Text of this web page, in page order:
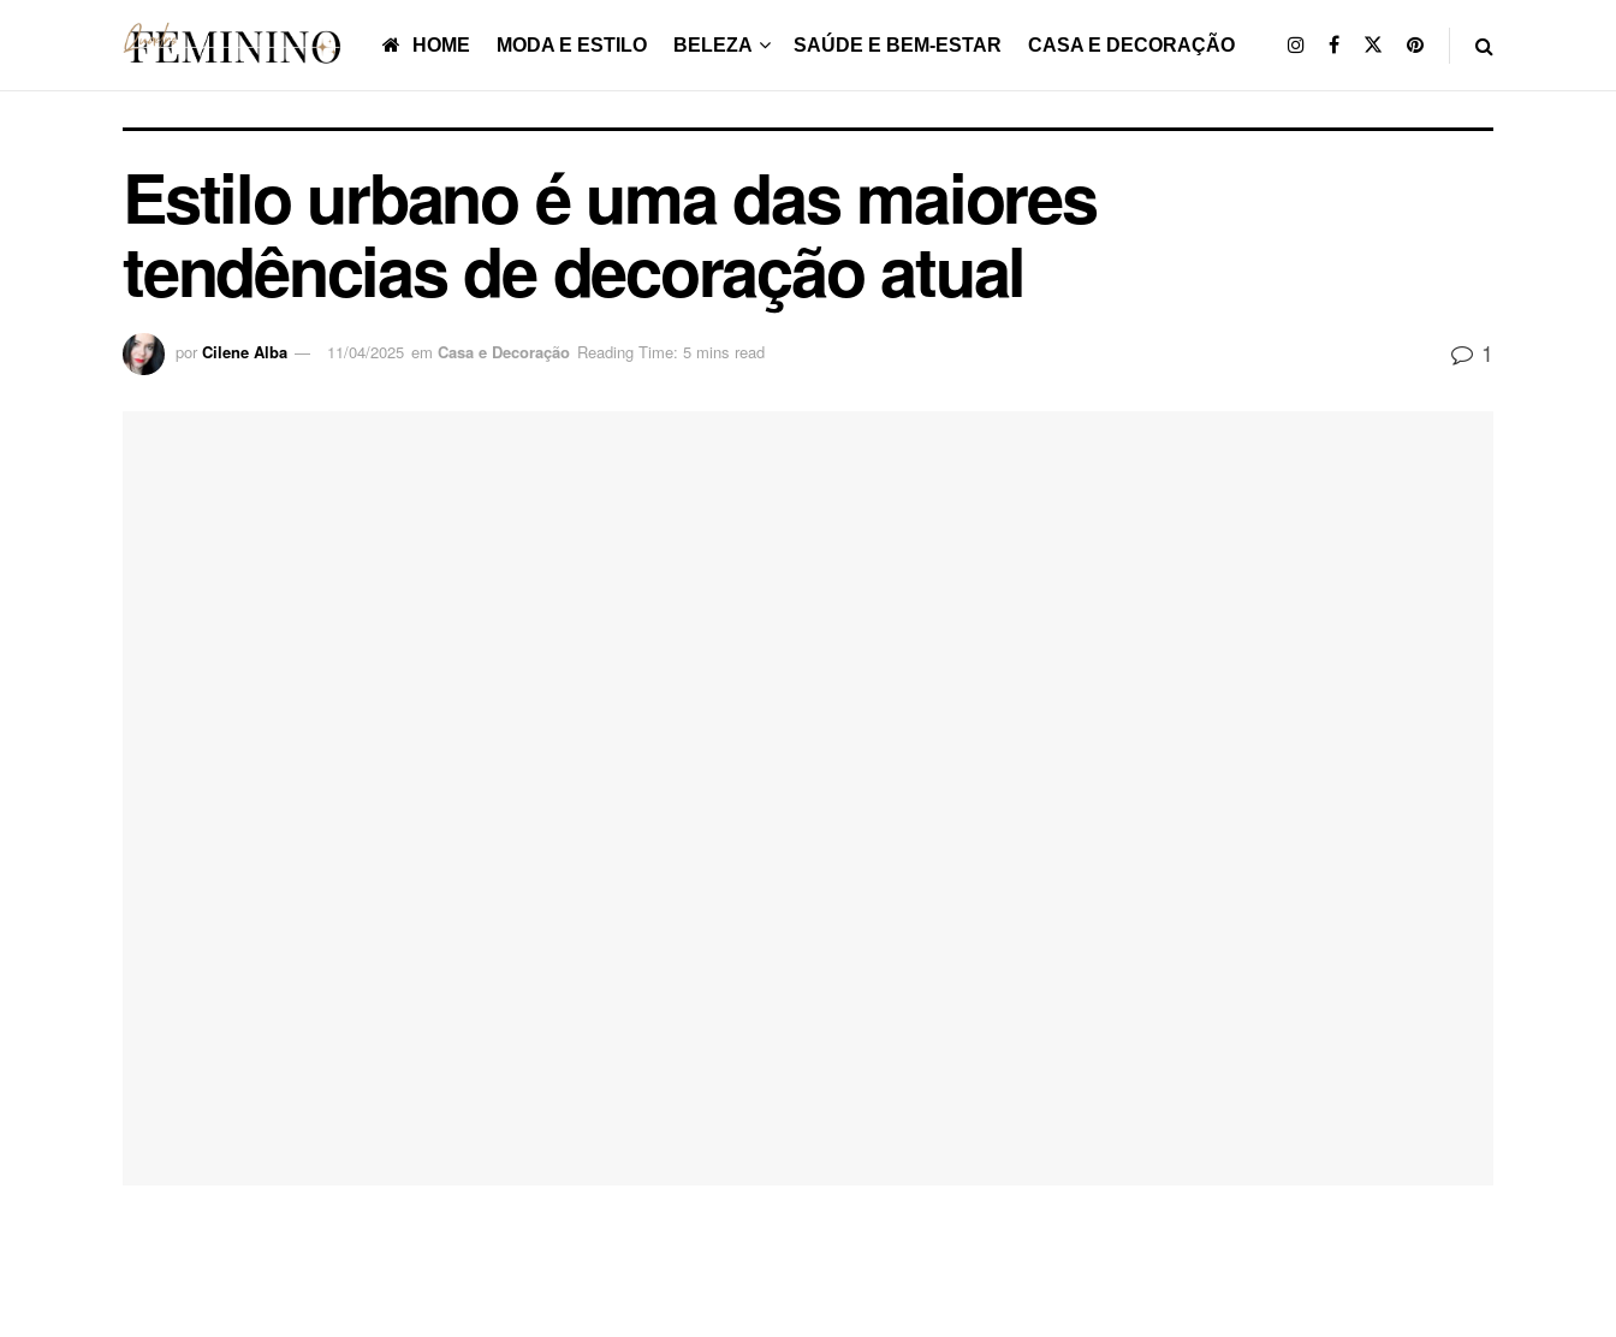
HOME MODA E ESTILO BELEZA SAÚDE E BEM-ESTAR CASA E DECORAÇÃO
Estilo urbano é uma das maiores
tendências de decoração atual
por Cilene Alba 11/04/2025 em Casa e Decoração Reading Time: 5 mins read 1